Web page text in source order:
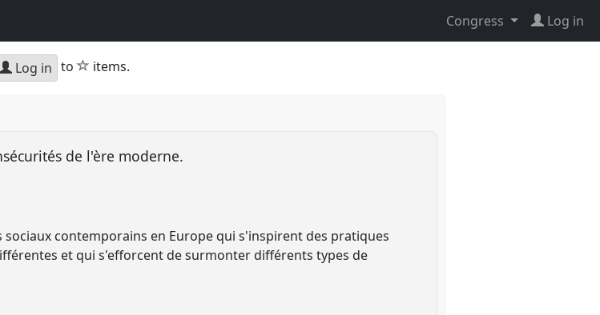
Congress Log in
Log in to star
items.
de l'ère moderne.
contemporains en Europe qui s'inspirent des pratiques
et qui s'efforcent de surmonter différents types de